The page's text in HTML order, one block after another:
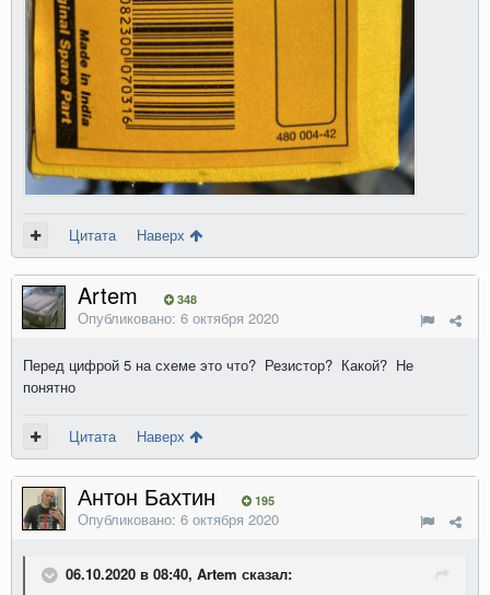
Цитата Наверх
Artem 348
Опубликовано: 6 октября 2020
Перед цифрой 5 на схеме это что? Резистор? Какой? Не
понятно
Цитата Наверх
Антон Бахтин 195
Опубликовано: 6 октября 2020
06.10.2020 в 08:40, Artem сказал: